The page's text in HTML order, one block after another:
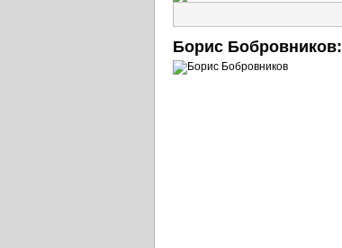
Борис Бобровников: